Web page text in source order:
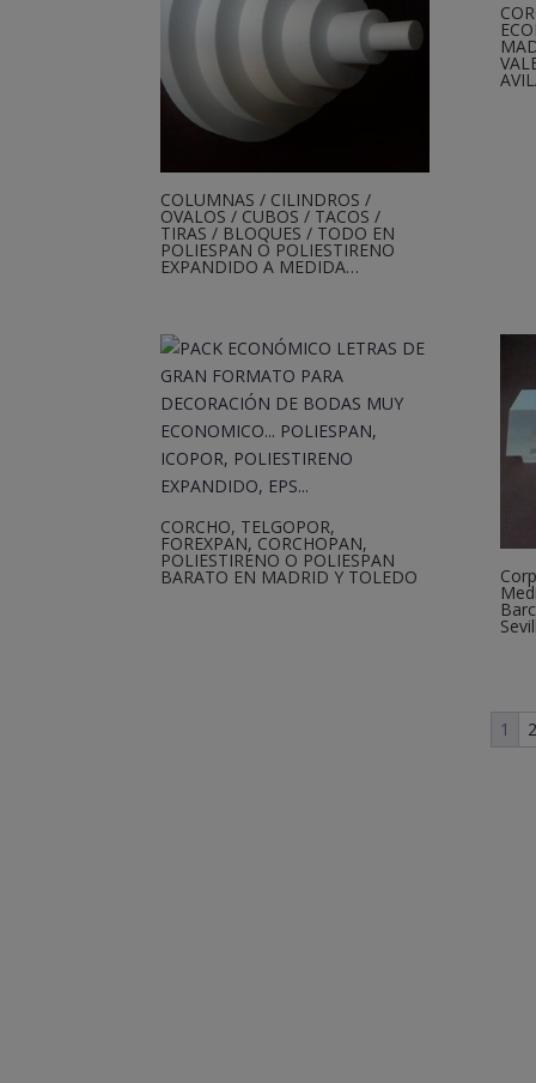
COLUMNAS / CILINDROS /
OVALOS / CUBOS / TACOS /
TIRAS / BLOQUES / TODO EN
POLIESPAN O POLIESTIRENO
EXPANDIDO A MEDIDA…
CORCHO, TELGOPOR,
FOREXPAN, CORCHOPAN,
POLIESTIRENO O POLIESPAN
BARATO EN MADRID Y TOLEDO
1 2